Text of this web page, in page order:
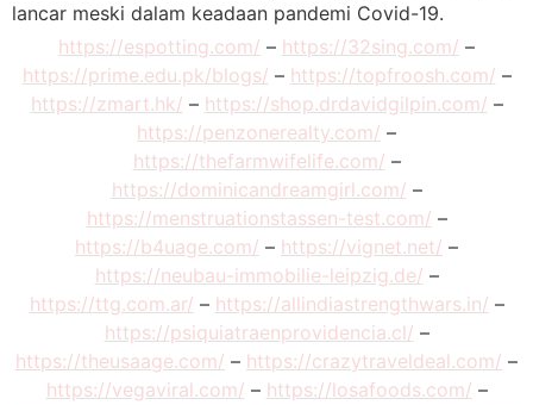
lancar meski dalam keadaan pandemi Covid-19.
https://espotting.com/ – https://32sing.com/ –
https://prime.edu.pk/blogs/ – https://topfroosh.com/ –
https://zmart.hk/ – https://shop.drdavidgilpin.com/ –
https://penzonerealty.com/ –
https://thefarmwifelife.com/ –
https://dominicandreamgirl.com/ –
https://menstruationstassen-test.com/ –
https://b4uage.com/ – https://vignet.net/ –
https://neubau-immobilie-leipzig.de/ –
https://ttg.com.ar/ – https://allindiastrengthwars.in/ –
https://psiquiatraenprovidencia.cl/ –
https://theusaage.com/ – https://crazytraveldeal.com/ –
https://vegaviral.com/ – https://losafoods.com/ –